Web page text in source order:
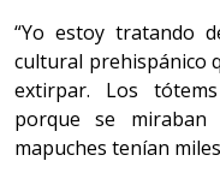
“Yo estoy tratando
cultural prehispánico
extirpar. Los
porque se miraban
mapuches tenían